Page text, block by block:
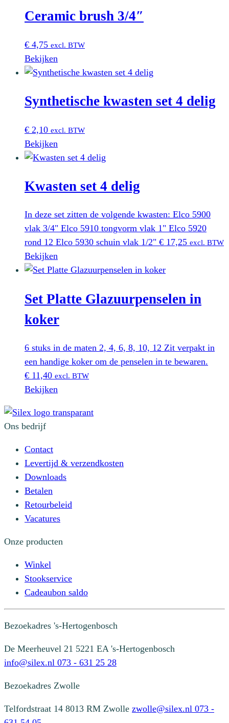
Ceramic brush 3/4″
€ 4,75 excl. BTW
Bekijken
Synthetische kwasten set 4 delig
€ 2,10 excl. BTW
Bekijken
Kwasten set 4 delig
In deze set zitten de volgende kwasten: Elco 5900
vlak 3/4" Elco 5910 tongvorm vlak 1" Elco 5920
rond 12 Elco 5930 schuin vlak 1/2" € 17,25 excl. BTW
Bekijken
Set Platte Glazuurpenselen in
koker
6 stuks in de maten 2, 4, 6, 8, 10, 12 Zit verpakt in
een handige koker om de penselen in te bewaren.
€ 11,40 excl. BTW
Bekijken
Ons bedrijf
Contact
Levertijd & verzendkosten
Downloads
Betalen
Retourbeleid
Vacatures
Onze producten
Winkel
Stookservice
Cadeaubon saldo
Bezoekadres 's-Hertogenbosch
De Meerheuvel 21 5221 EA 's-Hertogenbosch
info@silex.nl 073 - 631 25 28
Bezoekadres Zwolle
Telfordstraat 14 8013 RM Zwolle zwolle@silex.nl 073 -